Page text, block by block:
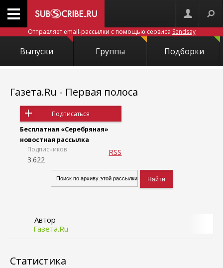
Отправляет email-рассылки с помощью сервиса Sendsay
Выпуски Группы Подборки
Газета.Ru - Первая полоса
Подписаться
Бесплатная «Серебряная»
новостная рассылка
Подписчиков
3.622
RSS
Автор
Газета.Ru
Статистика